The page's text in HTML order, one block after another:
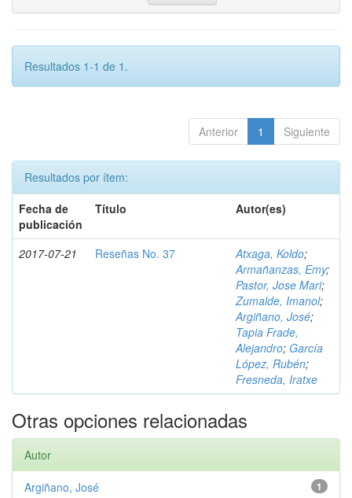
Resultados 1-1 de 1.
Anterior 1 Siguiente
Resultados por ítem:
Fecha de
publicación
Título Autor(es)
2017-07-21 Reseñas No. 37 Atxaga, Koldo;
Armañanzas, Emy;
Pastor, Jose Mari;
Zumalde, Imanol;
Argiñano, José;
Tapia Frade,
Alejandro; García
López, Rubén;
Fresneda, Iratxe
Otras opciones relacionadas
Autor
1
Argiñano, José